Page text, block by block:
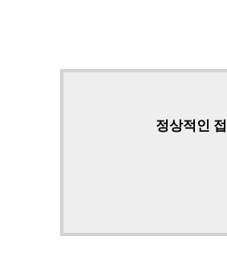
정상적인